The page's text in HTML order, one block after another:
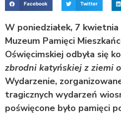
Facebook Twitter
W poniedziałek, 7
Muzeum Pamięci
Oświęcimskiej odbyła się
zbrodni katyńskiej z ziemi
Wydarzenie,
tragicznych wydarzeń
poświęcone było pamięci